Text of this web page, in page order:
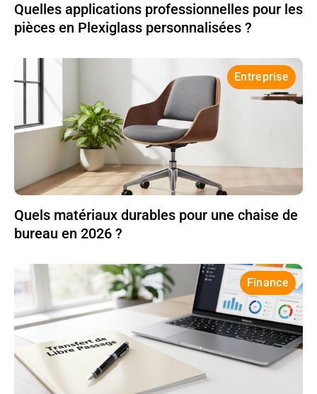
Quelles applications professionnelles pour les
pièces en Plexiglass personnalisées ?
Entreprise
Quels matériaux durables pour une chaise de
bureau en 2026 ?
Finance